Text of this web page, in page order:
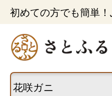
初めての方でも簡単